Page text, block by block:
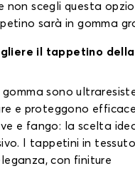
non scegli questa
sarà in gomma
il tappetino
gomma sono
e proteggono
e fango: la scelta
I tappetini in
con finiture